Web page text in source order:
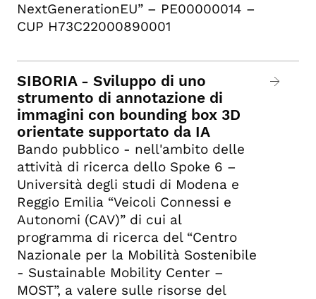
NextGenerationEU” – PE00000014 –
CUP H73C22000890001
SIBORIA - Sviluppo di uno
strumento di annotazione di
immagini con bounding box 3D
orientate supportato da IA
Bando pubblico - nell'ambito delle
attività di ricerca dello Spoke 6 –
Università degli studi di Modena e
Reggio Emilia “Veicoli Connessi e
Autonomi (CAV)” di cui al
programma di ricerca del “Centro
Nazionale per la Mobilità Sostenibile
- Sustainable Mobility Center –
MOST”, a valere sulle risorse del